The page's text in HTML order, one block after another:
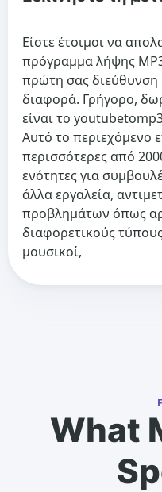
Είστε έτοιμοι να
πρόγραμμα λήψης
πρώτη σας διεύθυνση
διαφορά. Γρήγορο,
είναι το
Αυτό το περιεχόμενο
περισσότερες από
ενότητες για
άλλα εργαλεία,
προβλημάτων όπως
διαφορετικούς
μουσικοί,
What